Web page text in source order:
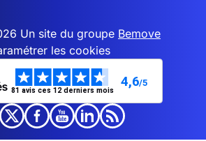
Un site du groupe Bemove
les cookies
81 avis ces 12 derniers mois
4,6/5